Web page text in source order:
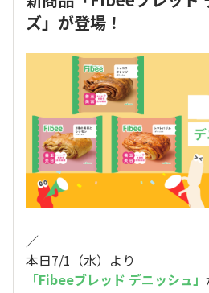
ズ」が登場！
／
本日7/1（水）より
「Fibeeブレッド デニッシュ」